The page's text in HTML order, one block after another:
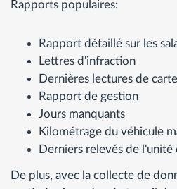
Rapports populaires:
Rapport détaillé sur les
Lettres d'infraction
Dernières lectures de
Rapport de gestion
Jours manquants
Kilométrage du véhicule
Derniers relevés de l'unité
De plus, avec la collecte de